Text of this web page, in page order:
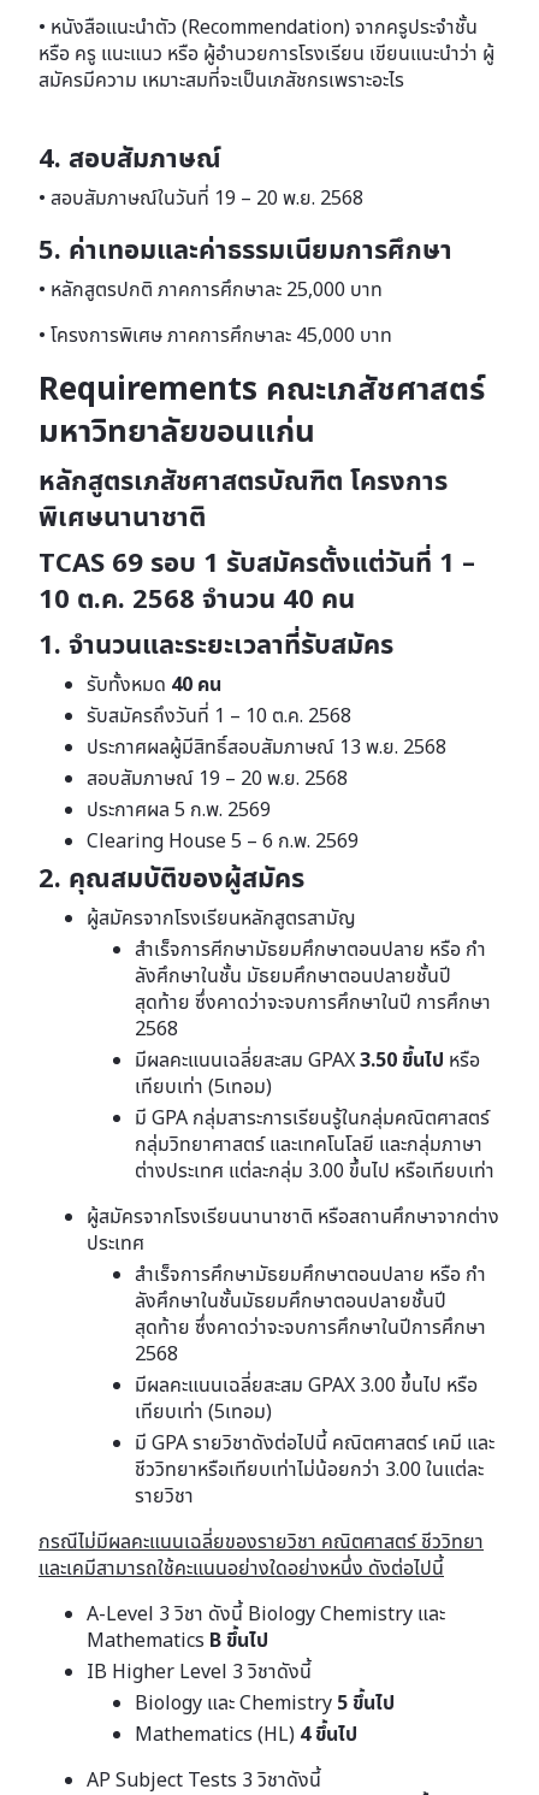
• หนังสือแนะนําตัว (Recommendation) จากครูประจําชั้น
หรือ ครู แนะแนว หรือ ผู้อํานวยการโรงเรียน เขียนแนะนําว่า ผู้
สมัครมีความ เหมาะสมที่จะเป็นเภสัชกรเพราะอะไร
4. สอบสัมภาษณ์
• สอบสัมภาษณ์ในวันที่ 19 – 20 พ.ย. 2568
5. ค่าเทอมและค่าธรรมเนียมการศึกษา
• หลักสูตรปกติ ภาคการศึกษาละ 25,000 บาท
• โครงการพิเศษ ภาคการศึกษาละ 45,000 บาท
Requirements คณะเภสัชศาสตร์
มหาวิทยาลัยขอนแก่น
หลักสูตรเภสัชศาสตรบัณฑิต โครงการ
พิเศษนานาชาติ
TCAS 69 รอบ 1 รับสมัครตั้งแต่วันที่ 1 –
10 ต.ค. 2568 จํานวน 40 คน
1. จำนวนและระยะเวลาที่รับสมัคร
รับทั้งหมด 40 คน
รับสมัครถึงวันที่ 1 – 10 ต.ค. 2568
ประกาศผลผู้มีสิทธิ์สอบสัมภาษณ์ 13 พ.ย. 2568
สอบสัมภาษณ์ 19 – 20 พ.ย. 2568
ประกาศผล 5 ก.พ. 2569
Clearing House 5 – 6 ก.พ. 2569
2. คุณสมบัติของผู้สมัคร
ผู้สมัครจากโรงเรียนหลักสูตรสามัญ
สําเร็จการศีกษามัธยมศึกษาตอนปลาย หรือ กํา
ลังศึกษาในชั้น มัธยมศึกษาตอนปลายชั้นปี
สุดท้าย ซึ่งคาดว่าจะจบการศึกษาในปี การศึกษา
2568
มีผลคะแนนเฉลี่ยสะสม GPAX3.50 ขึ้นไป หรือ
เทียบเท่า (5เทอม)
มี GPA กลุ่มสาระการเรียนรู้ในกลุ่มคณิตศาสตร์
กลุ่มวิทยาศาสตร์ และเทคโนโลยี และกลุ่มภาษา
ต่างประเทศ แต่ละกลุ่ม 3.00 ขึ้นไป หรือเทียบเท่า
ผู้สมัครจากโรงเรียนนานาชาติ หรือสถานศึกษาจากต่าง
ประเทศ
สําเร็จการศึกษามัธยมศึกษาตอนปลาย หรือ กํา
ลังศึกษาในชั้นมัธยมศึกษาตอนปลายชั้นปี
สุดท้าย ซึ่งคาดว่าจะจบการศึกษาในปีการศึกษา
2568
มีผลคะแนนเฉลี่ยสะสม GPAX 3.00 ขึ้นไป หรือ
เทียบเท่า (5เทอม)
มี GPA รายวิชาดังต่อไปนี้ คณิตศาสตร์ เคมี และ
ชีววิทยาหรือเทียบเท่าไม่น้อยกว่า 3.00 ในแต่ละ
รายวิชา
กรณีไม่มีผลคะแนนเฉลี่ยของรายวิชา คณิตศาสตร์ ชีววิทยา
และเคมีสามารถใช้คะแนนอย่างใดอย่างหนึ่ง ดังต่อไปนี้
A-Level 3 วิชา ดังนี้ Biology Chemistry และ
Mathematics B ขึ้นไป
IB Higher Level 3 วิชาดังนี้
Biology และ Chemistry 5 ขึ้นไป
Mathematics (HL) 4 ขึ้นไป
AP Subject Tests 3 วิชาดังนี้